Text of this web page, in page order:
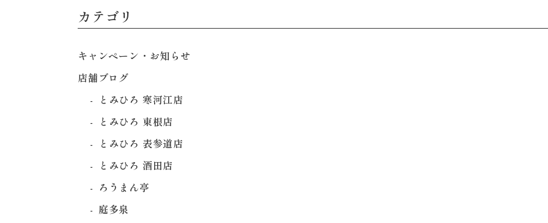
カテゴリ
キャンペーン・お知らせ
店舗ブログ
とみひろ 寒河江店
とみひろ 東根店
とみひろ 表参道店
とみひろ 酒田店
ろうまん亭
庭多泉